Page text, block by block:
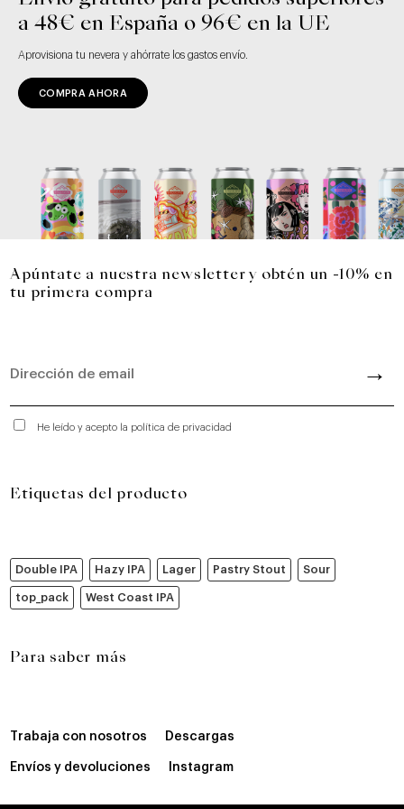
a 48€ en España o 96€ en la UE
Aprovisiona tu nevera y ahórrate los gastos envío.
COMPRA AHORA
Apúntate a nuestra newsletter y obtén un -10% en
tu primera compra
He leído y acepto la política de privacidad
Etiquetas del producto
Double IPA Hazy IPA Lager Pastry Stout Sour
top_pack West Coast IPA
Para saber más
Trabaja con nosotros Descargas
Envíos y devoluciones Instagram